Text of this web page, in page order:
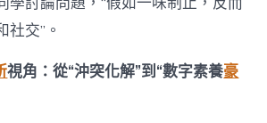
交”。
視角：從“沖突化解”到“數字素養豪